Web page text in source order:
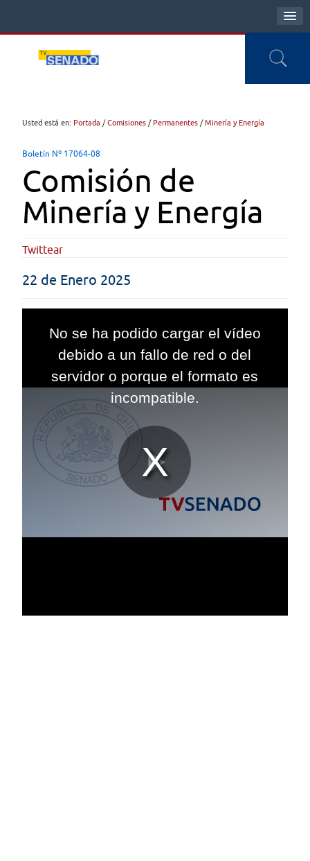
Usted está en: Portada /Comisiones / Permanentes /Minería y Energía
Boletín Nº 17064-08
Comisión de
Minería y Energía
Twittear
22 de Enero 2025
window.
No se ha podido cargar el vídeo
debido a un fallo de red o del
servidor o porque el formato es
incompatible.